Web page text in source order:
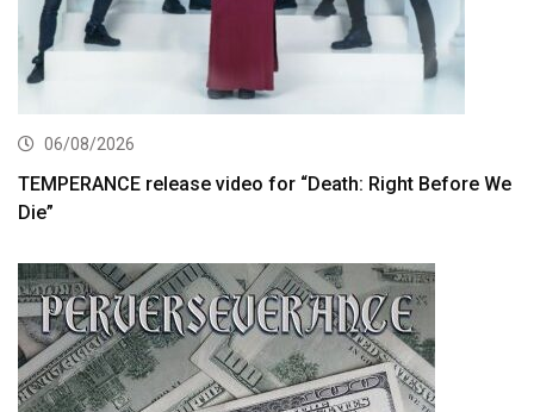
06/08/2026
TEMPERANCE release video for “Death: Right Before We
Die”